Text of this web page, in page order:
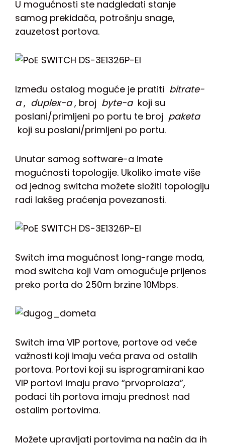
U mogućnosti ste nadgledati stanje
samog prekidača, potrošnju snage,
zauzetost portova.
Između ostalog moguće je pratiti bitrate-
a, duplex-a, broj byte-akoji su
poslani/primljeni po portu te broj paketa
koji su poslani/primljeni po portu.
Unutar samog software-a imate
mogućnosti topologije. Ukoliko imate više
od jednog switcha možete složiti topologiju
radi lakšeg praćenja povezanosti.
Switch ima mogućnost long-range moda,
mod switcha koji Vam omogućuje prijenos
preko porta do 250m brzine 10Mbps.
Switch ima VIP portove, portove od veće
važnosti koji imaju veća prava od ostalih
portova. Portovi koji su isprogramirani kao
VIP portovi imaju pravo “prvoprolaza”,
podaci tih portova imaju prednost nad
ostalim portovima.
Možete upravljati portovima na način da ih